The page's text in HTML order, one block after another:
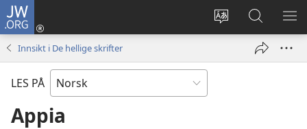
JW.ORG
Endre
Logg
inn
vindu)
Søk
på
JW.ORG
VIS
Innsikt i De hellige skrifter
LES PÅ
Appia